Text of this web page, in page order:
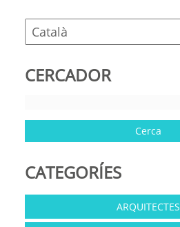
CERCADOR
CATEGORÍES
ARQUITECTES